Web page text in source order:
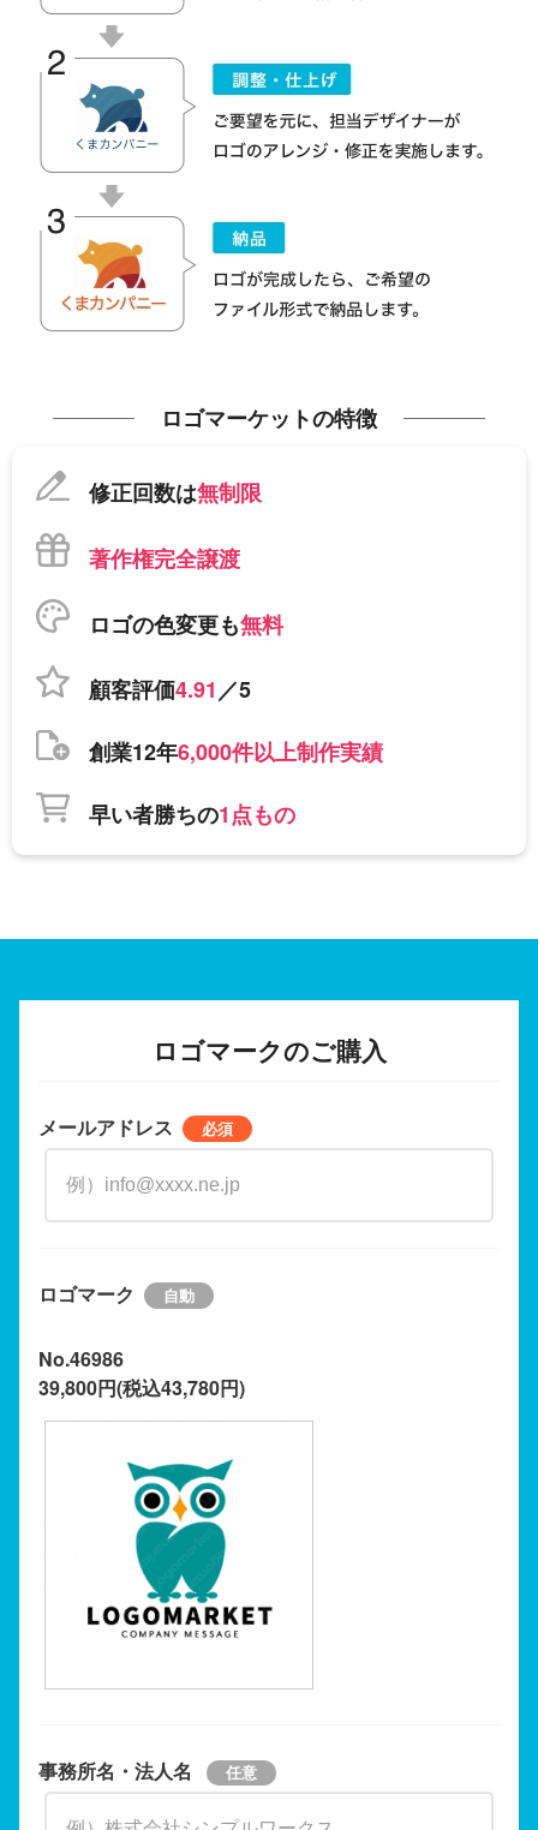
ロゴマーケットの特徴
修正回数は無制限
著作権完全譲渡
ロゴの色変更も無料
顧客評価4.91／5
創業12年6,000件以上制作実績
早い者勝ちの1点もの
ロゴマークのご購入
メールアドレス
ロゴマーク
No.46986
39,800円(税込43,780円)
事務所名・法人名